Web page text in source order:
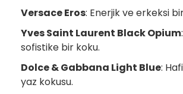
Versace Eros: Enerjik ve erkeksi
Yves Saint Laurent Black Opium
sofistike bir koku.
Dolce & Gabbana Light Blue:
yaz kokusu.